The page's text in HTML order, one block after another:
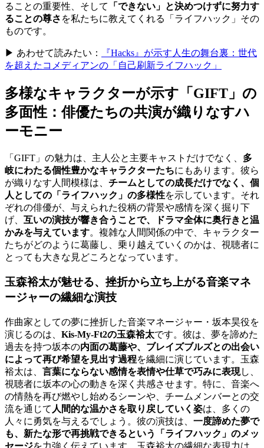
ることの重要性、そして
「できない」と決めつけずに努力す
ることの尊さ を私たちに教えてくれる「ライフハック」その
ものです。
▶ あわせて読みたい：
『Hacks』が示す人生の舞台裏：世代
を超えたコメディアンの「自己刷新ライフハック」
多様なキャラクターが示す「GIFT」の
多面性：俳優たちの共演が織りなすハ
ーモニー
「GIFT」の魅力は、主人公と主要キャストだけでなく、 多
岐にわたる個性豊かなキャラクターたちにもあります。彼ら
が織りなす人間模様は、 チームとしての成長だけでなく、個
人としての「ライフハック」の多様性を示しています。それ
ぞれの俳優が、与えられた役柄の背景や感情を深く掘り下
げ、 互いの演技が響き合うことで、ドラマ全体に奥行きと温
かみを与えています。複雑な人間関係の中で、キャラクター
たちがどのように葛藤し、乗り越えていくのかは、視聴者に
とっても大きな見どころとなっています。
玉森裕太が魅せる、挫折から立ち上がる音楽マネ
ージャーの繊細な演技
作曲家としての夢に挫折した音楽マネージャー・坂本昊役を
演じるのは、 Kis-My-Ft2の玉森裕太です。彼は、夢を諦めた
過去を持つ坂本の内面の葛藤や、ブレイズブルズとの出会い
によって再び希望を見出す過程を繊細に演じています。玉森
裕太は、 言葉にならない感情を表情や仕草で巧みに表現し、
視聴者に坂本の心の動きを深く共感させます。特に、音楽へ
の情熱を再び燃やし始めるシーンや、チームメンバーとの交
流を通じて 人間的な温かさを取り戻していく姿は、多くの
人々に勇気を与えるでしょう。彼の演技は、 一度諦めた夢で
も、新たな形で再挑戦できるという「ライフハック」のメッ